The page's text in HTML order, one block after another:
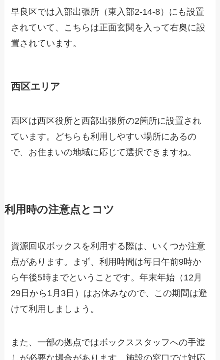
早良区では入部出張所（東入部2-14-8）にも設置
されていて、こちらは正面玄関を入って右奥に設
置されています。
西区エリア
西区は西区役所と西部出張所の2箇所に設置され
ています。どちらも利用しやすい場所にあるの
で、お住まいの地域に応じて選択できますね。
利用時の注意点とコツ
資源回収ボックスを利用する際は、いくつか注意
点があります。まず、利用時間は毎日午前9時か
ら午後5時までということです。年末年始（12月
29日から1月3日）はお休みなので、この期間は避
けて利用しましょう。
また、一部の拠点ではボックススタッフへの手渡
しが必要な場合があります。施設の窓口では対応